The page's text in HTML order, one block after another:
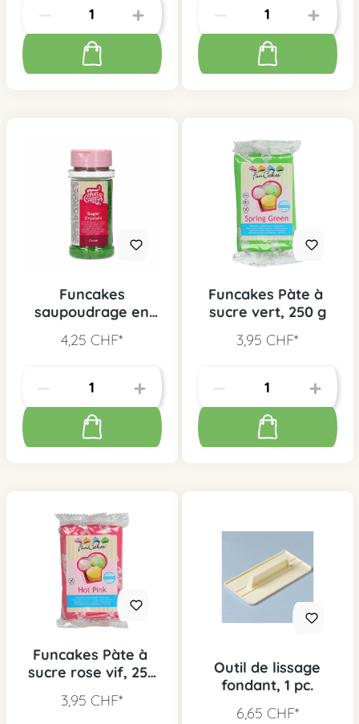
Funcakes
saupoudrage en
4,25 CHF*
Funcakes Pàte à
sucre vert, 250 g
3,95 CHF*
Funcakes Pàte à
sucre rose vif, 250
3,95 CHF*
Outil de lissage
fondant, 1 pc.
6,65 CHF*